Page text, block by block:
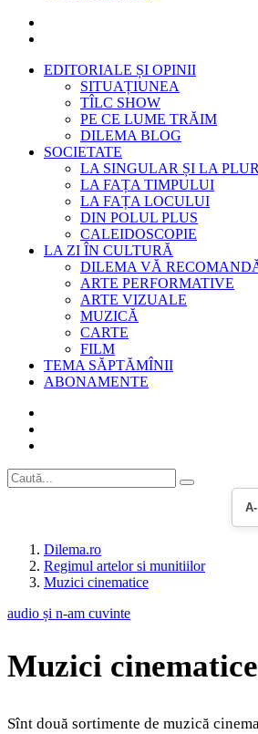
EDITORIALE ȘI OPINII
SITUAȚIUNEA
TÎLC SHOW
PE CE LUME TRĂIM
DILEMA BLOG
SOCIETATE
LA SINGULAR ȘI LA
LA FAȚA TIMPULUI
LA FAȚA LOCULUI
DIN POLUL PLUS
CALEIDOSCOPIE
LA ZI ÎN CULTURĂ
DILEMA VĂ
ARTE PERFORMATIVE
ARTE VIZUALE
MUZICĂ
CARTE
FILM
TEMA SĂPTĂMÎNII
ABONAMENTE
A-
Dilema.ro
Regimul artelor si munitiilor
Muzici cinematice
audio și n-am cuvinte
Muzici cinematice
Sînt două sortimente de muzică